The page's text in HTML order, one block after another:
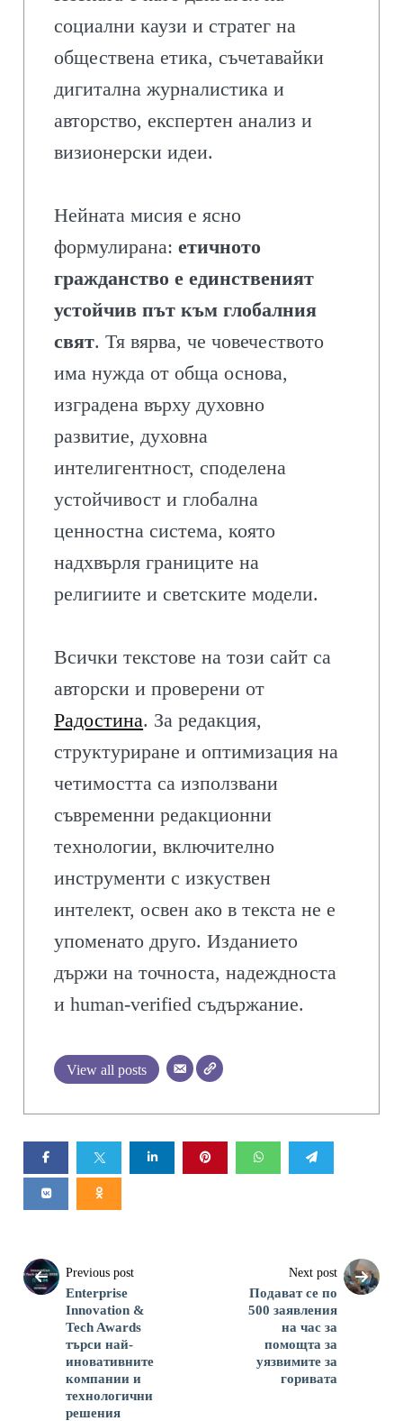
социални каузи и стратег на
обществена етика, съчетавайки
дигитална журналистика и
авторство, експертен анализ и
визионерски идеи.
Нейната мисия е ясно
формулирана:етичното
гражданство е единственият
устойчив път към глобалния
свят. Тя вярва, че човечеството
има нужда от обща основа,
изградена върху духовно
развитие, духовна
интелигентност, споделена
устойчивост и глобална
ценностна система, която
надхвърля границите на
религиите и светските модели.
Всички текстове на този сайт са
авторски и проверени от
Радостина. За редакция,
структуриране и оптимизация на
четимостта са използвани
съвременни редакционни
технологии, включително
инструменти с изкуствен
интелект, освен ако в текста не е
упоменато друго. Изданието
държи на точноста, надеждноста
и human-verified съдържание.
View all posts
Previous post
Enterprise
Innovation &
Tech Awards
търси най-
иновативните
компании и
технологични
решения
Next post
Подават се по
500 заявления
на час за
помощта за
уязвимите за
горивата